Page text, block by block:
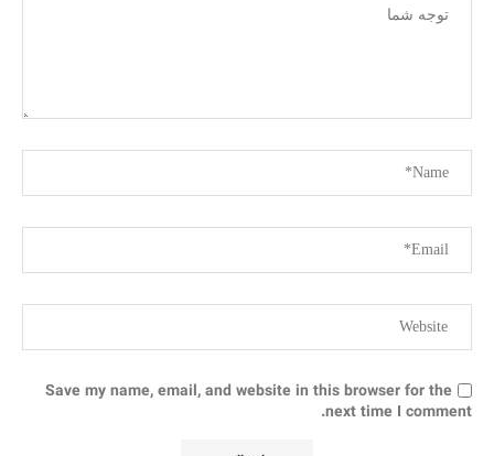
Save my name, email, and website in this browser for the
next time I comment.